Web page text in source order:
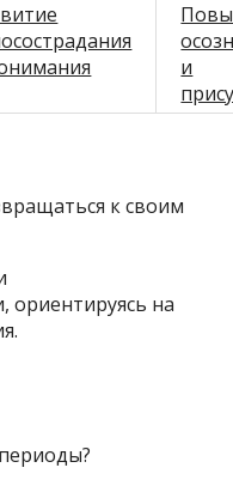
и
к своим
ориентируясь на